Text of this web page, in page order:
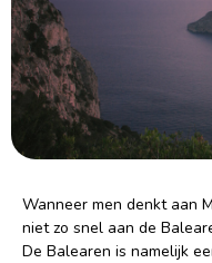
Wanneer men denkt aan
niet zo snel aan de
De Balearen is namelijk